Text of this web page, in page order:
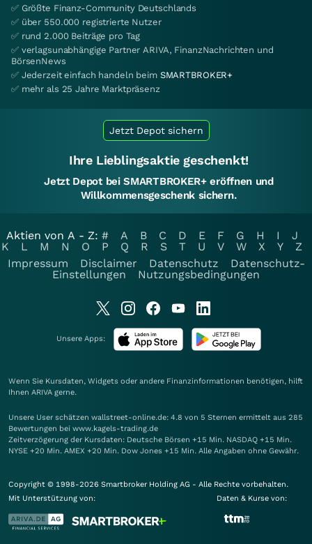
✅ Größte Finanz-Community Deutschlands
✅ über 550.000 registrierte Nutzer
✅ rund 2.000 Beiträge pro Tag
✅ verlagsunabhängige Partner ARIVA, FinanzNachrichten und
BörsenNews
✅ Jederzeit einfach handeln beim SMARTBROKER+
✅ mehr als 25 Jahre Marktpräsenz
Jetzt Depot sichern
Ihre Lieblingsaktie geschenkt!
Jetzt Depot bei SMARTBROKER+ eröffnen und
Willkommensgeschenk sichern.
Aktien von A - Z: # A B C D E F G H I
J
K
L M N O P Q R S T U V W X Y
Z
Impressum
Disclaimer Datenschutz
Datenschutz-
Einstellungen
Nutzungsbedingungen
Unsere Apps:
Wenn Sie Kursdaten, Widgets oder andere Finanzinformationen benötigen, hilft
Ihnen ARIVA gerne.
Unsere User schätzen wallstreet-online.de: 4.8 von 5 Sternen ermittelt aus 285
Bewertungen bei www.kagels-trading.de
Zeitverzögerung der Kursdaten: Deutsche Börsen +15 Min. NASDAQ +15 Min.
NYSE +20 Min. AMEX +20 Min. Dow Jones +15 Min. Alle Angaben ohne Gewähr.
Copyright © 1998-2026 Smartbroker Holding AG - Alle Rechte vorbehalten.
Mit Unterstützung von:
Daten & Kurse von: